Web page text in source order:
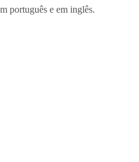
português e em inglês.